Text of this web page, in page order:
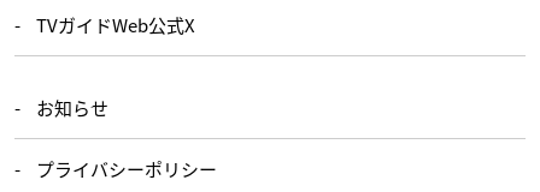
TVガイドWeb公式X
お知らせ
プライバシーポリシー